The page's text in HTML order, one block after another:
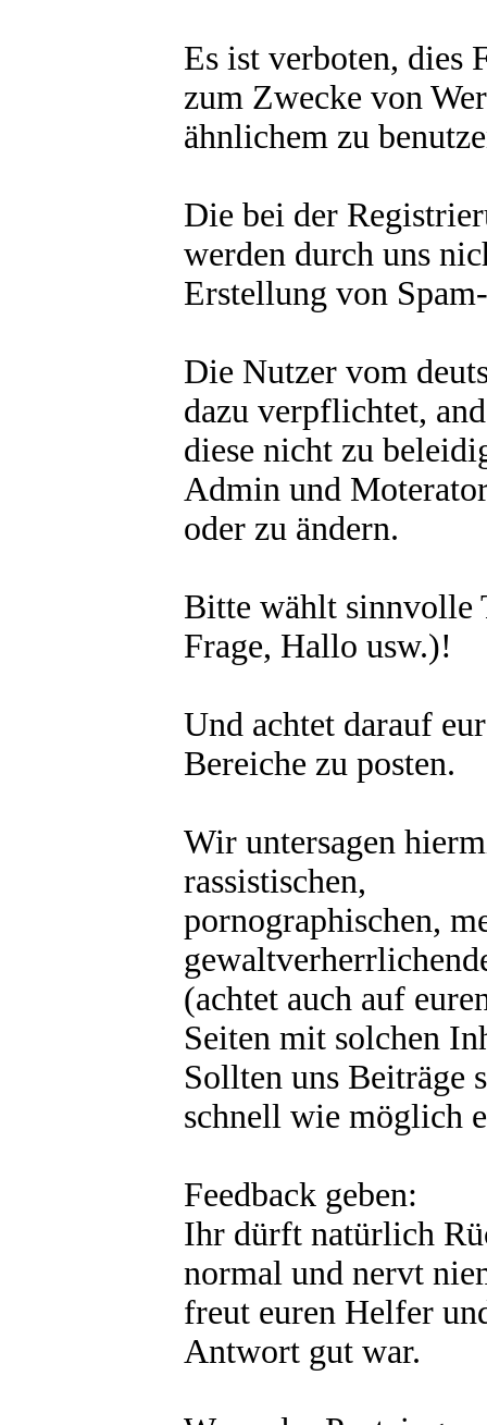
Es ist verboten, dies
zum Zwecke von
ähnlichem zu
Die bei der
werden durch uns
Erstellung von
Die Nutzer vom
dazu verpflichtet,
diese nicht zu
Admin und
oder zu ändern.
Bitte wählt sinnvolle
Frage, Hallo usw.)!
Und achtet darauf
Bereiche zu posten.
Wir untersagen
rassistischen,
pornographischen,
(achtet auch auf
Seiten mit solchen
Sollten uns Beiträge
schnell wie möglich
Feedback geben:
Ihr dürft natürlich
normal und nervt
freut euren Helfer
Antwort gut war.